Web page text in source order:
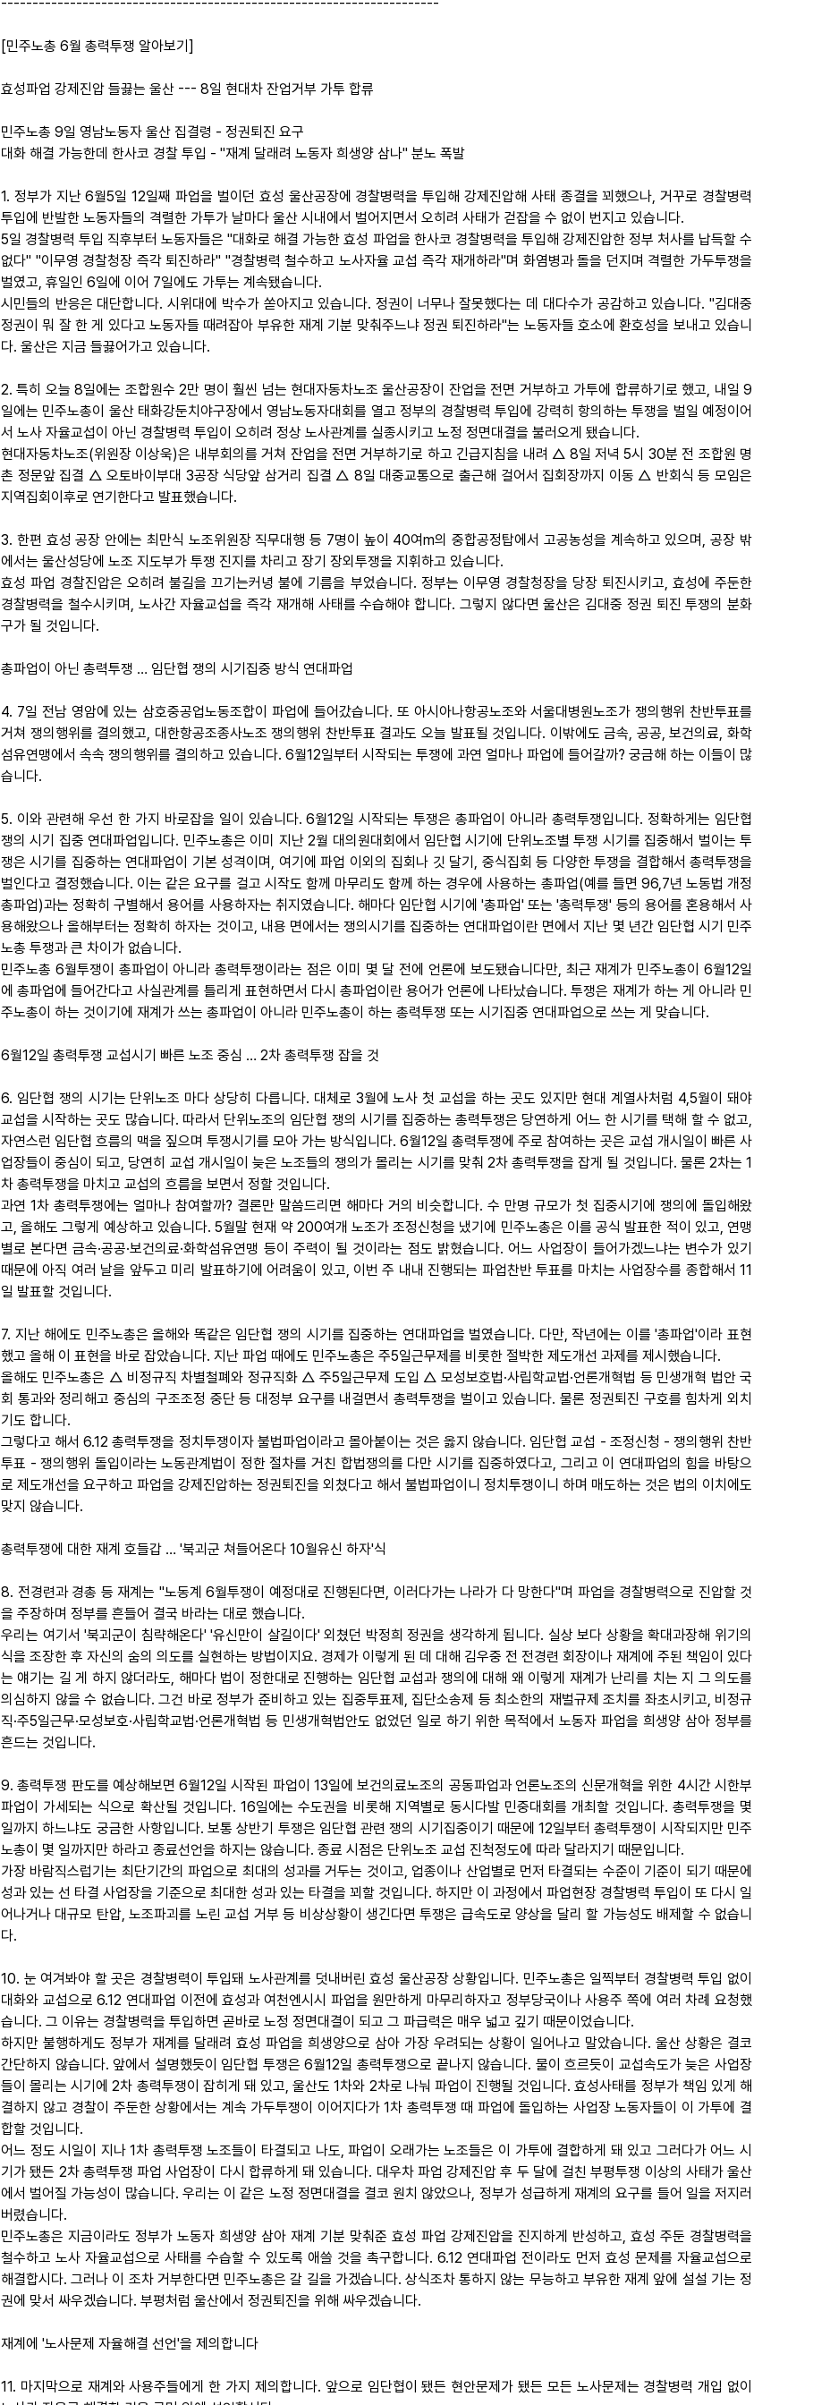
[민주노총 6월 총력투쟁 알아보기]
효성파업 강제진압 들끓는 울산 --- 8일 현대차 잔업거부 가투 합류
민주노총 9일 영남노동자 울산 집결령 - 정권퇴진 요구
대화 해결 가능한데 한사코 경찰 투입 - "재계 달래려 노동자 희생양 삼나" 분노 폭발
1. 정부가 지난 6월5일 12일째 파업을 벌이던 효성 울산공장에 경찰병력을 투입해 강제진압해 사태 종결을 꾀했으나, 거꾸로 경찰병력
투입에 반발한 노동자들의 격렬한 가투가 날마다 울산 시내에서 벌어지면서 오히려 사태가 걷잡을 수 없이 번지고 있습니다.
5일 경찰병력 투입 직후부터 노동자들은 "대화로 해결 가능한 효성 파업을 한사코 경찰병력을 투입해 강제진압한 정부 처사를 납득할 수
없다" "이무영 경찰청장 즉각 퇴진하라" "경찰병력 철수하고 노사자율 교섭 즉각 재개하라"며 화염병과 돌을 던지며 격렬한 가두투쟁을
벌였고, 휴일인 6일에 이어 7일에도 가투는 계속됐습니다.
시민들의 반응은 대단합니다. 시위대에 박수가 쏟아지고 있습니다. 정권이 너무나 잘못했다는 데 대다수가 공감하고 있습니다. "김대중
정권이 뭐 잘 한 게 있다고 노동자들 때려잡아 부유한 재계 기분 맞춰주느냐 정권 퇴진하라"는 노동자들 호소에 환호성을 보내고 있습니
다. 울산은 지금 들끓어가고 있습니다.
2. 특히 오늘 8일에는 조합원수 2만 명이 훨씬 넘는 현대자동차노조 울산공장이 잔업을 전면 거부하고 가투에 합류하기로 했고, 내일 9
일에는 민주노총이 울산 태화강둔치야구장에서 영남노동자대회를 열고 정부의 경찰병력 투입에 강력히 항의하는 투쟁을 벌일 예정이어
서 노사 자율교섭이 아닌 경찰병력 투입이 오히려 정상 노사관계를 실종시키고 노정 정면대결을 불러오게 됐습니다.
현대자동차노조(위원장 이상욱)은 내부회의를 거쳐 잔업을 전면 거부하기로 하고 긴급지침을 내려 △ 8일 저녁 5시 30분 전 조합원 명
촌 정문앞 집결 △ 오토바이부대 3공장 식당앞 삼거리 집결 △ 8일 대중교통으로 출근해 걸어서 집회장까지 이동 △ 반회식 등 모임은
지역집회이후로 연기한다고 발표했습니다.
3. 한편 효성 공장 안에는 최만식 노조위원장 직무대행 등 7명이 높이 40여m의 중합공정탑에서 고공농성을 계속하고 있으며, 공장 밖
에서는 울산성당에 노조 지도부가 투쟁 진지를 차리고 장기 장외투쟁을 지휘하고 있습니다.
효성 파업 경찰진압은 오히려 불길을 끄기는커녕 불에 기름을 부었습니다. 정부는 이무영 경찰청장을 당장 퇴진시키고, 효성에 주둔한
경찰병력을 철수시키며, 노사간 자율교섭을 즉각 재개해 사태를 수습해야 합니다. 그렇지 않다면 울산은 김대중 정권 퇴진 투쟁의 분화
구가 될 것입니다.
총파업이 아닌 총력투쟁 … 임단협 쟁의 시기집중 방식 연대파업
4. 7일 전남 영암에 있는 삼호중공업노동조합이 파업에 들어갔습니다. 또 아시아나항공노조와 서울대병원노조가 쟁의행위 찬반투표를
거쳐 쟁의행위를 결의했고, 대한항공조종사노조 쟁의행위 찬반투표 결과도 오늘 발표될 것입니다. 이밖에도 금속, 공공, 보건의료, 화학
섬유연맹에서 속속 쟁의행위를 결의하고 있습니다. 6월12일부터 시작되는 투쟁에 과연 얼마나 파업에 들어갈까? 궁금해 하는 이들이 많
습니다.
5. 이와 관련해 우선 한 가지 바로잡을 일이 있습니다. 6월12일 시작되는 투쟁은 총파업이 아니라 총력투쟁입니다. 정확하게는 임단협
쟁의 시기 집중 연대파업입니다. 민주노총은 이미 지난 2월 대의원대회에서 임단협 시기에 단위노조별 투쟁 시기를 집중해서 벌이는 투
쟁은 시기를 집중하는 연대파업이 기본 성격이며, 여기에 파업 이외의 집회나 깃 달기, 중식집회 등 다양한 투쟁을 결합해서 총력투쟁을
벌인다고 결정했습니다. 이는 같은 요구를 걸고 시작도 함께 마무리도 함께 하는 경우에 사용하는 총파업(예를 들면 96,7년 노동법 개정
총파업)과는 정확히 구별해서 용어를 사용하자는 취지였습니다. 해마다 임단협 시기에 '총파업' 또는 '총력투쟁' 등의 용어를 혼용해서 사
용해왔으나 올해부터는 정확히 하자는 것이고, 내용 면에서는 쟁의시기를 집중하는 연대파업이란 면에서 지난 몇 년간 임단협 시기 민주
노총 투쟁과 큰 차이가 없습니다.
민주노총 6월투쟁이 총파업이 아니라 총력투쟁이라는 점은 이미 몇 달 전에 언론에 보도됐습니다만, 최근 재계가 민주노총이 6월12일
에 총파업에 들어간다고 사실관계를 틀리게 표현하면서 다시 총파업이란 용어가 언론에 나타났습니다. 투쟁은 재계가 하는 게 아니라 민
주노총이 하는 것이기에 재계가 쓰는 총파업이 아니라 민주노총이 하는 총력투쟁 또는 시기집중 연대파업으로 쓰는 게 맞습니다.
6월12일 총력투쟁 교섭시기 빠른 노조 중심 … 2차 총력투쟁 잡을 것
6. 임단협 쟁의 시기는 단위노조 마다 상당히 다릅니다. 대체로 3월에 노사 첫 교섭을 하는 곳도 있지만 현대 계열사처럼 4,5월이 돼야
교섭을 시작하는 곳도 많습니다. 따라서 단위노조의 임단협 쟁의 시기를 집중하는 총력투쟁은 당연하게 어느 한 시기를 택해 할 수 없고,
자연스런 임단협 흐름의 맥을 짚으며 투쟁시기를 모아 가는 방식입니다. 6월12일 총력투쟁에 주로 참여하는 곳은 교섭 개시일이 빠른 사
업장들이 중심이 되고, 당연히 교섭 개시일이 늦은 노조들의 쟁의가 몰리는 시기를 맞춰 2차 총력투쟁을 잡게 될 것입니다. 물론 2차는 1
차 총력투쟁을 마치고 교섭의 흐름을 보면서 정할 것입니다.
과연 1차 총력투쟁에는 얼마나 참여할까? 결론만 말씀드리면 해마다 거의 비슷합니다. 수 만명 규모가 첫 집중시기에 쟁의에 돌입해왔
고, 올해도 그렇게 예상하고 있습니다. 5월말 현재 약 200여개 노조가 조정신청을 냈기에 민주노총은 이를 공식 발표한 적이 있고, 연맹
별로 본다면 금속·공공·보건의료·화학섬유연맹 등이 주력이 될 것이라는 점도 밝혔습니다. 어느 사업장이 들어가겠느냐는 변수가 있기
때문에 아직 여러 날을 앞두고 미리 발표하기에 어려움이 있고, 이번 주 내내 진행되는 파업찬반 투표를 마치는 사업장수를 종합해서 11
일 발표할 것입니다.
7. 지난 해에도 민주노총은 올해와 똑같은 임단협 쟁의 시기를 집중하는 연대파업을 벌였습니다. 다만, 작년에는 이를 '총파업'이라 표현
했고 올해 이 표현을 바로 잡았습니다. 지난 파업 때에도 민주노총은 주5일근무제를 비롯한 절박한 제도개선 과제를 제시했습니다.
올해도 민주노총은 △ 비정규직 차별철폐와 정규직화 △ 주5일근무제 도입 △ 모성보호법·사립학교법·언론개혁법 등 민생개혁 법안 국
회 통과와 정리해고 중심의 구조조정 중단 등 대정부 요구를 내걸면서 총력투쟁을 벌이고 있습니다. 물론 정권퇴진 구호를 힘차게 외치
기도 합니다.
그렇다고 해서 6.12 총력투쟁을 정치투쟁이자 불법파업이라고 몰아붙이는 것은 옳지 않습니다. 임단협 교섭 - 조정신청 - 쟁의행위 찬반
투표 - 쟁의행위 돌입이라는 노동관계법이 정한 절차를 거친 합법쟁의를 다만 시기를 집중하였다고, 그리고 이 연대파업의 힘을 바탕으
로 제도개선을 요구하고 파업을 강제진압하는 정권퇴진을 외쳤다고 해서 불법파업이니 정치투쟁이니 하며 매도하는 것은 법의 이치에도
맞지 않습니다.
총력투쟁에 대한 재계 호들갑 … '북괴군 쳐들어온다 10월유신 하자'식
8. 전경련과 경총 등 재계는 "노동계 6월투쟁이 예정대로 진행된다면, 이러다가는 나라가 다 망한다"며 파업을 경찰병력으로 진압할 것
을 주장하며 정부를 흔들어 결국 바라는 대로 했습니다.
우리는 여기서 '북괴군이 침략해온다' '유신만이 살길이다' 외쳤던 박정희 정권을 생각하게 됩니다. 실상 보다 상황을 확대과장해 위기의
식을 조장한 후 자신의 숨의 의도를 실현하는 방법이지요. 경제가 이렇게 된 데 대해 김우중 전 전경련 회장이나 재계에 주된 책임이 있다
는 얘기는 길 게 하지 않더라도, 해마다 법이 정한대로 진행하는 임단협 교섭과 쟁의에 대해 왜 이렇게 재계가 난리를 치는 지 그 의도를
의심하지 않을 수 없습니다. 그건 바로 정부가 준비하고 있는 집중투표제, 집단소송제 등 최소한의 재벌규제 조치를 좌초시키고, 비정규
직·주5일근무·모성보호·사립학교법·언론개혁법 등 민생개혁법안도 없었던 일로 하기 위한 목적에서 노동자 파업을 희생양 삼아 정부를
흔드는 것입니다.
9. 총력투쟁 판도를 예상해보면 6월12일 시작된 파업이 13일에 보건의료노조의 공동파업과 언론노조의 신문개혁을 위한 4시간 시한부
파업이 가세되는 식으로 확산될 것입니다. 16일에는 수도권을 비롯해 지역별로 동시다발 민중대회를 개최할 것입니다. 총력투쟁을 몇
일까지 하느냐도 궁금한 사항입니다. 보통 상반기 투쟁은 임단협 관련 쟁의 시기집중이기 때문에 12일부터 총력투쟁이 시작되지만 민주
노총이 몇 일까지만 하라고 종료선언을 하지는 않습니다. 종료 시점은 단위노조 교섭 진척정도에 따라 달라지기 때문입니다.
가장 바람직스럽기는 최단기간의 파업으로 최대의 성과를 거두는 것이고, 업종이나 산업별로 먼저 타결되는 수준이 기준이 되기 때문에
성과 있는 선 타결 사업장을 기준으로 최대한 성과 있는 타결을 꾀할 것입니다. 하지만 이 과정에서 파업현장 경찰병력 투입이 또 다시 일
어나거나 대규모 탄압, 노조파괴를 노린 교섭 거부 등 비상상황이 생긴다면 투쟁은 급속도로 양상을 달리 할 가능성도 배제할 수 없습니
다.
10. 눈 여겨봐야 할 곳은 경찰병력이 투입돼 노사관계를 덧내버린 효성 울산공장 상황입니다. 민주노총은 일찍부터 경찰병력 투입 없이
대화와 교섭으로 6.12 연대파업 이전에 효성과 여천엔시시 파업을 원만하게 마무리하자고 정부당국이나 사용주 쪽에 여러 차례 요청했
습니다. 그 이유는 경찰병력을 투입하면 곧바로 노정 정면대결이 되고 그 파급력은 매우 넓고 깊기 때문이었습니다.
하지만 불행하게도 정부가 재계를 달래려 효성 파업을 희생양으로 삼아 가장 우려되는 상황이 일어나고 말았습니다. 울산 상황은 결코
간단하지 않습니다. 앞에서 설명했듯이 임단협 투쟁은 6월12일 총력투쟁으로 끝나지 않습니다. 물이 흐르듯이 교섭속도가 늦은 사업장
들이 몰리는 시기에 2차 총력투쟁이 잡히게 돼 있고, 울산도 1차와 2차로 나눠 파업이 진행될 것입니다. 효성사태를 정부가 책임 있게 해
결하지 않고 경찰이 주둔한 상황에서는 계속 가두투쟁이 이어지다가 1차 총력투쟁 때 파업에 돌입하는 사업장 노동자들이 이 가투에 결
합할 것입니다.
어느 정도 시일이 지나 1차 총력투쟁 노조들이 타결되고 나도, 파업이 오래가는 노조들은 이 가투에 결합하게 돼 있고 그러다가 어느 시
기가 됐든 2차 총력투쟁 파업 사업장이 다시 합류하게 돼 있습니다. 대우차 파업 강제진압 후 두 달에 걸친 부평투쟁 이상의 사태가 울산
에서 벌어질 가능성이 많습니다. 우리는 이 같은 노정 정면대결을 결코 원치 않았으나, 정부가 성급하게 재계의 요구를 들어 일을 저지러
버렸습니다.
민주노총은 지금이라도 정부가 노동자 희생양 삼아 재계 기분 맞춰준 효성 파업 강제진압을 진지하게 반성하고, 효성 주둔 경찰병력을
철수하고 노사 자율교섭으로 사태를 수습할 수 있도록 애쓸 것을 촉구합니다. 6.12 연대파업 전이라도 먼저 효성 문제를 자율교섭으로
해결합시다. 그러나 이 조차 거부한다면 민주노총은 갈 길을 가겠습니다. 상식조차 통하지 않는 무능하고 부유한 재계 앞에 설설 기는 정
권에 맞서 싸우겠습니다. 부평처럼 울산에서 정권퇴진을 위해 싸우겠습니다.
재계에 '노사문제 자율해결 선언'을 제의합니다
11. 마지막으로 재계와 사용주들에게 한 가지 제의합니다. 앞으로 임단협이 됐든 현안문제가 됐든 모든 노사문제는 경찰병력 개입 없이